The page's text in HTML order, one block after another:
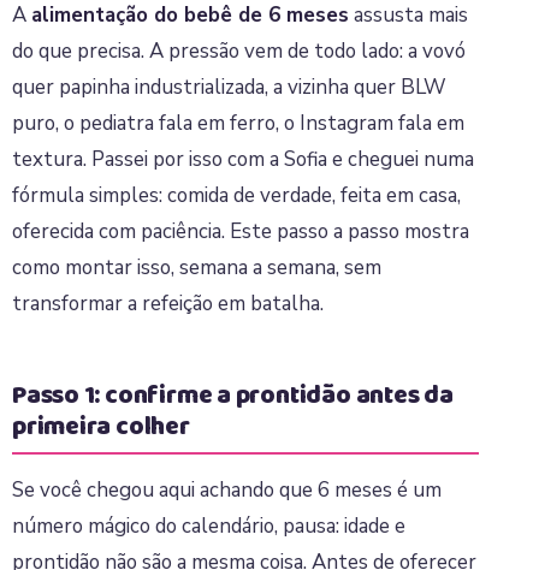
A alimentação do bebê de 6 meses assusta mais
do que precisa. A pressão vem de todo lado: a vovó
quer papinha industrializada, a vizinha quer BLW
puro, o pediatra fala em ferro, o Instagram fala em
textura. Passei por isso com a Sofia e cheguei numa
fórmula simples: comida de verdade, feita em casa,
oferecida com paciência. Este passo a passo mostra
como montar isso, semana a semana, sem
transformar a refeição em batalha.
Passo 1: confirme a prontidão antes da
primeira colher
Se você chegou aqui achando que 6 meses é um
número mágico do calendário, pausa: idade e
prontidão não são a mesma coisa. Antes de oferecer